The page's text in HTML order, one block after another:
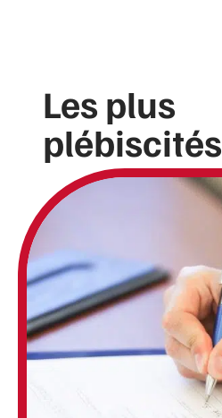
Les plus
plébiscités